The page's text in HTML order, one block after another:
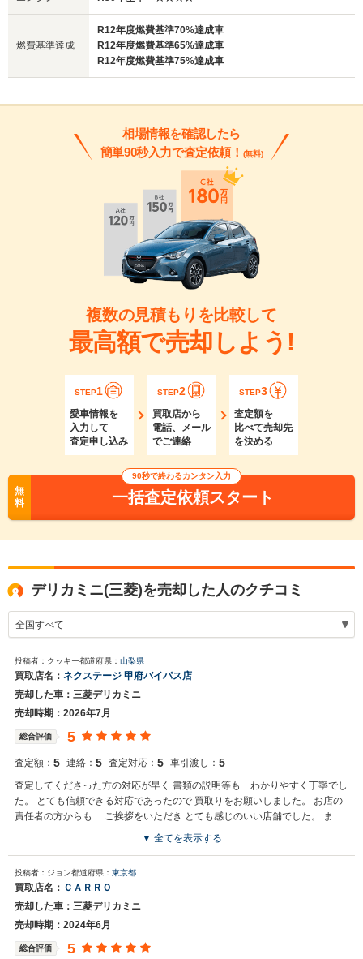
燃費基準達成
R12年度燃費基準70%達成車
R12年度燃費基準65%達成車
R12年度燃費基準75%達成車
相場情報を確認したら
簡単90秒入力で査定依頼！ (無料)
複数の見積もりを比較して
最高額で売却しよう!
STEP1
愛車情報を
入力して
査定申し込み
STEP2
買取店から
電話、メール
でご連絡
STEP3
査定額を
比べて売却先
を決める
無
料
90秒で終わるカンタン入力
一括査定依頼スタート
デリカミニ(三菱)を売却した人のクチコミ
投稿者：クッキー都道府県： 山梨県
買取店名： ネクステージ 甲府バイパス店
売却した車：三菱デリカミニ
売却時期：2026年7月
総合評価 5
査定額： 5 連絡： 5 査定対応： 5 車引渡し： 5
査定してくださった方の対応が早く 書類の説明等も わかりやすく丁寧でし
た。 とても信頼できる対応であったので 買取りをお願いしました。 お店の
責任者の方からも ご挨拶をいただき とても感じのいい店舗でした。 また
買取店からの返信
お世話になっております。株式会社ネクステージでございます。この
度はネクステージをご利用いただきまして誠にありがとうございまし
た。弊社スタッフの接客をお褒め頂き光栄です。今後もご満足いただ
けるよう精進してまいります。スタッフ一同、またのご利用お待ちし
▼ 全てを表示する
投稿者：ジョン都道府県： 東京都
買取店名： ＣＡＲＲＯ
売却した車：三菱デリカミニ
売却時期：2024年6月
総合評価 5